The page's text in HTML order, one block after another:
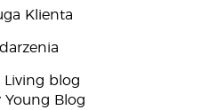
Klienta
Living blog
Young Blog